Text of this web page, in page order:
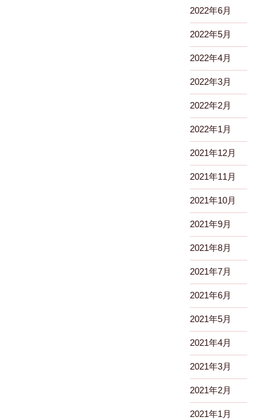
2022年6月
2022年5月
2022年4月
2022年3月
2022年2月
2022年1月
2021年12月
2021年11月
2021年10月
2021年9月
2021年8月
2021年7月
2021年6月
2021年5月
2021年4月
2021年3月
2021年2月
2021年1月